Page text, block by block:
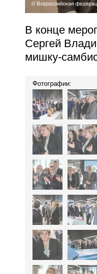
В конце
Сергей
мишку-
Фотографии: